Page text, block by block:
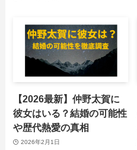
【2026最新】仲野太賀に
彼女はいる？結婚の可能性
や歴代熱愛の真相
2026年2月1日